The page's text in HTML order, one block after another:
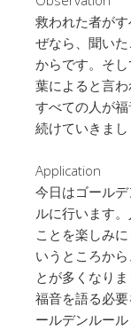
救われた者が
ぜなら、聞い
からです。そ
葉によると言わ
すべての人が
続けていきまし
Application
今日はゴール
ルに行います
ことを楽しみ
いうところか
とが多くなり
福音を語る必
ールデンルー